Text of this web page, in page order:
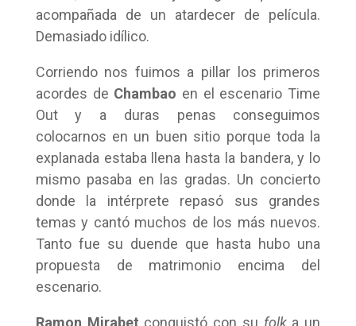
acompañada de un atardecer de película.
Demasiado idílico.
Corriendo nos fuimos a pillar los primeros
acordes de Chambao en el escenario Time
Out y a duras penas conseguimos
colocarnos en un buen sitio porque toda la
explanada estaba llena hasta la bandera, y lo
mismo pasaba en las gradas. Un concierto
donde la intérprete repasó sus grandes
temas y cantó muchos de los más nuevos.
Tanto fue su duende que hasta hubo una
propuesta de matrimonio encima del
escenario.
Ramon Mirabet conquistó con su folk a un